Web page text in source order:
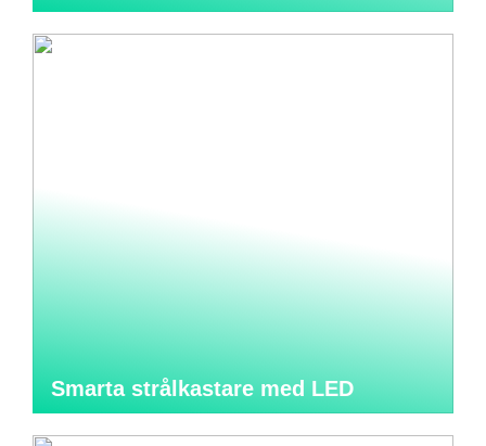
Smarta strålkastare med LED